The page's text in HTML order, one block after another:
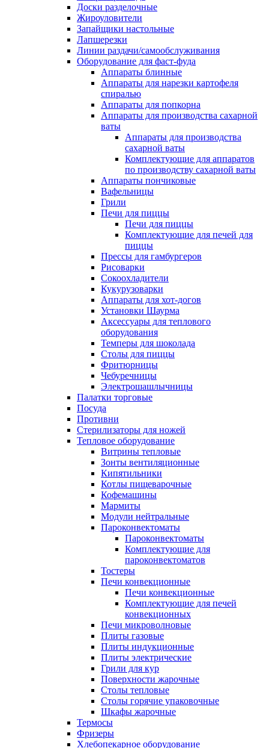
Доски разделочные
Жироуловители
Запайщики настольные
Лапшерезки
Линии раздачи/самообслуживания
Оборудование для фаст-фуда
Аппараты блинные
Аппараты для нарезки картофеля
спиралью
Аппараты для попкорна
Аппараты для производства сахарной
ваты
Аппараты для производства
сахарной ваты
Комплектующие для аппаратов
по производству сахарной ваты
Аппараты пончиковые
Вафельницы
Грили
Печи для пиццы
Печи для пиццы
Комплектующие для печей для
пиццы
Прессы для гамбургеров
Рисоварки
Сокоохладители
Кукурузоварки
Аппараты для хот-догов
Установки Шаурма
Аксессуары для теплового
оборудования
Темперы для шоколада
Столы для пиццы
Фритюрницы
Чебуречницы
Электрошашлычницы
Палатки торговые
Посуда
Противни
Стерилизаторы для ножей
Тепловое оборудование
Витрины тепловые
Зонты вентиляционные
Кипятильники
Котлы пищеварочные
Кофемашины
Мармиты
Модули нейтральные
Пароконвектоматы
Пароконвектоматы
Комплектующие для
пароконвектоматов
Тостеры
Печи конвекционные
Печи конвекционные
Комплектующие для печей
конвекционных
Печи микроволновые
Плиты газовые
Плиты индукционные
Плиты электрические
Грили для кур
Поверхности жарочные
Столы тепловые
Столы горячие упаковочные
Шкафы жарочные
Термосы
Фризеры
Хлебопекарное оборудование